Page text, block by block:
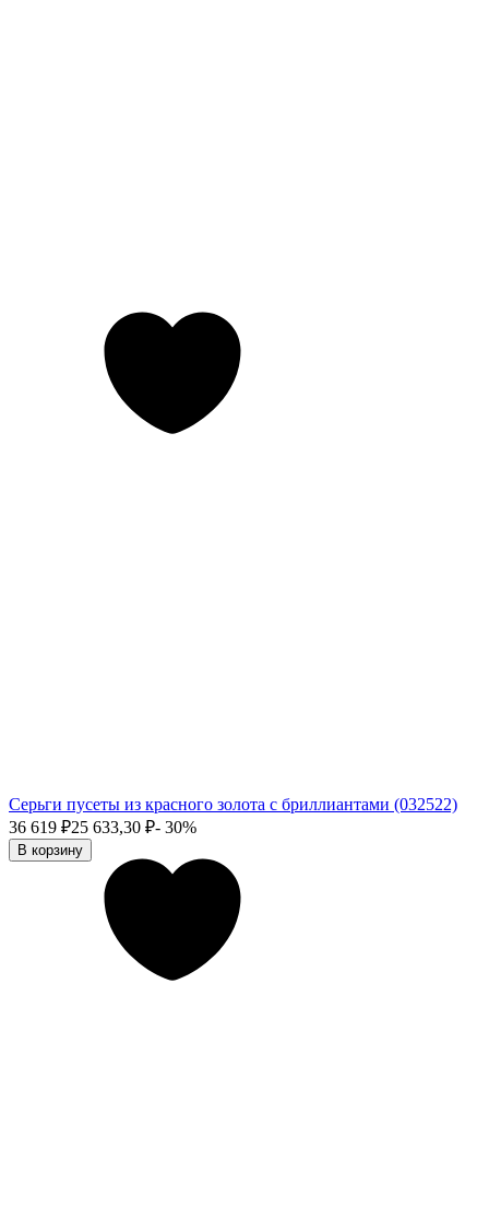
Серьги пусеты из красного золота с бриллиантами (032522)
36 619 ₽25 633,30 ₽- 30%
В корзину